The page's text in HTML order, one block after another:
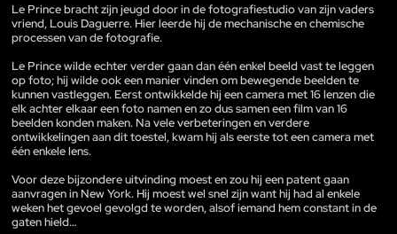
Le Prince bracht zijn jeugd door in de fotografiestudio van zijn vaders
vriend, Louis Daguerre. Hier leerde hij de mechanische en chemische
processen van de fotografie.
Le Prince wilde echter verder gaan dan één enkel beeld vast te leggen
op foto; hij wilde ook een manier vinden om bewegende beelden te
kunnen vastleggen. Eerst ontwikkelde hij een camera met 16 lenzen die
elk achter elkaar een foto namen en zo dus samen een film van 16
beelden konden maken. Na vele verbeteringen en verdere
ontwikkelingen aan dit toestel, kwam hij als eerste tot een camera met
één enkele lens.
Voor deze bijzondere uitvinding moest en zou hij een patent gaan
aanvragen in New York. Hij moest wel snel zijn want hij had al enkele
weken het gevoel gevolgd te worden, alsof iemand hem constant in de
gaten hield…